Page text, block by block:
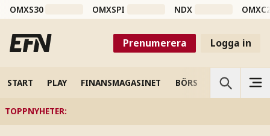
OMXS30 OMXSPI NDX
Prenumerera Logga in
START PLAY FINANSMAGASINET BÖRS VETENSKAP
TOPPNYHETER: